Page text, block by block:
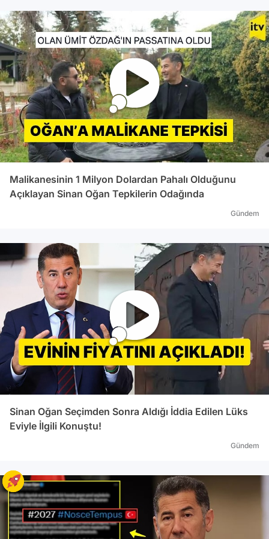
söze çok sayıda partili milletvekili tepki
gösterdi. Genel Kurul salonu ara nedeniyle
boşaldığı sırada, Genel Kurul Salonundan
muhalefet kulisine geçişi sağlayan Genel
Kurulu Salonunun köşesinde bir anda kavga
çıktı. MHP Aydın Milletvekili Ali Uzunırmak ile
AK Parti Malatya Milletvekili Mustafa Şahin,
tekme-tokat birbirine girdi. Milletvekilleri yere
düşerken, Şahin ve Uzunırmak'ın yüzünden
kan aktığı görüldü. Yaşanan itişmelerin
ardından kavga araya giren diğer milletvekilleri
tarafından sonlandırıldı. İKİNCİ KAVGA Verilen
araya rağmen kavganın ardından iktidar ve
muhalefet milletvekilleri Genel Kurul
tartışma kavgaya dönüştü. AK Parti Erzurum
Milletvekili Muhittin Aksak, MHP Iğdır
Milletvekili Sinan Oğan'a yumruk attı. Aldığı
darbe sonucu Oğan'ın yüzünün şiştiği
görüldü. Kavgayı, araya giren diğer
milletvekilleri sonlandırdı. GENEL KURUL
KAVGA NEDENİYLE KAPANDI Kavga nedeniyle
gergin olan TBMM Genel Kurulu, divan
üyelerinin toplanamaması nedeniyle kapandı.
Görüşmelere yarın devam edileceği belirtildi.
Fırat KESKİNKILIÇ/ANKARA,(DHA)
Malikanesinin 1 Milyon Dolardan Pahalı Olduğunu
Açıklayan Sinan Oğan Tepkilerin Odağında
Gündem
Sinan Oğan Seçimden Sonra Aldığı İddia Edilen Lüks
Eviyle İlgili Konuştu!
Gündem